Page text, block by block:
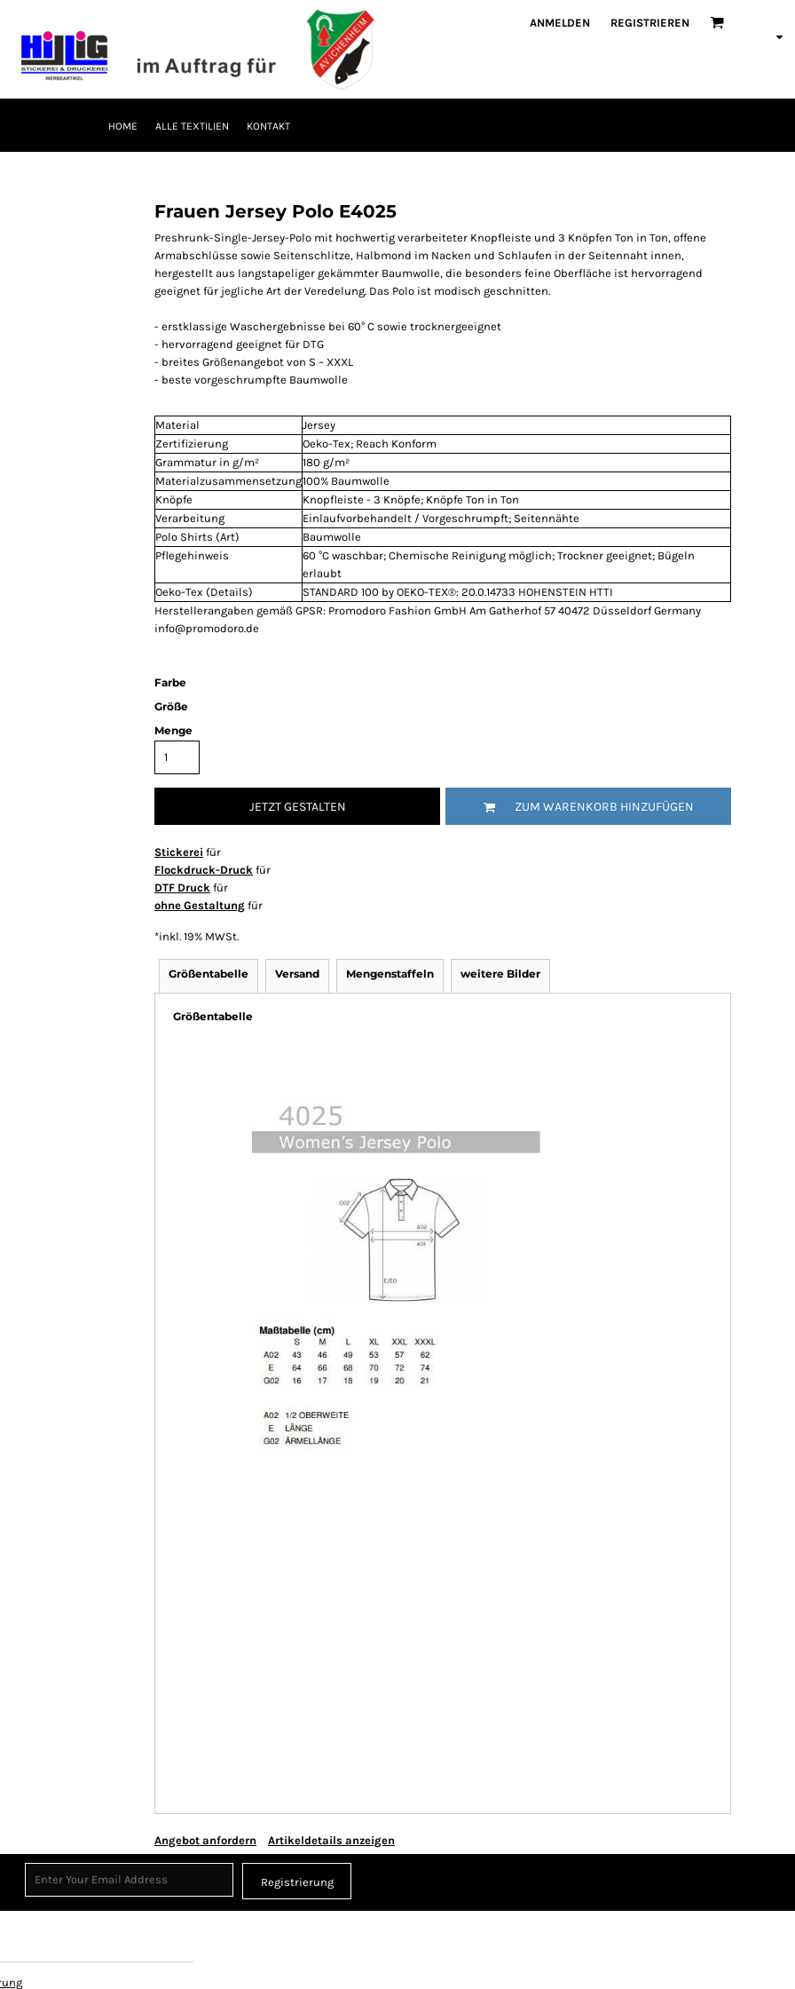
ANMELDEN REGISTRIEREN
HOME ALLE TEXTILIEN KONTAKT
Frauen Jersey Polo E4025
Preshrunk-Single-Jersey-Polo mit hochwertig verarbeiteter Knopfleiste und 3 Knöpfen Ton in Ton, offene
Armabschlüsse sowie Seitenschlitze, Halbmond im Nacken und Schlaufen in der Seitennaht innen,
hergestellt aus langstapeliger gekämmter Baumwolle, die besonders feine Oberfläche ist hervorragend
geeignet für jegliche Art der Veredelung. Das Polo ist modisch geschnitten.
- erstklassige Waschergebnisse bei 60° C sowie trocknergeeignet
- hervorragend geeignet für DTG
- breites Größenangebot von S – XXXL
- beste vorgeschrumpfte Baumwolle
Material
Jersey
Zertifizierung
Oeko-Tex; Reach Konform
Grammatur in g/m²
180 g/m²
Materialzusammensetzung100% Baumwolle
Knöpfe
Knopfleiste - 3 Knöpfe; Knöpfe Ton in Ton
Verarbeitung
Einlaufvorbehandelt / Vorgeschrumpft; Seitennähte
Polo Shirts (Art)
Baumwolle
Pflegehinweis
60 °C waschbar; Chemische Reinigung möglich; Trockner geeignet; Bügeln
erlaubt
Oeko-Tex (Details)
STANDARD 100 by OEKO-TEX®: 20.0.14733 HOHENSTEIN HTTI
Herstellerangaben gemäß GPSR: Promodoro Fashion GmbH Am Gatherhof 57 40472 Düsseldorf Germany
info@promodoro.de
Farbe
Größe
Menge
JETZT GESTALTEN ZUM WARENKORB HINZUFÜGEN
Stickerei für
Flockdruck-Druck für
DTF Druck für
ohne Gestaltung für
*inkl. 19% MWSt.
Größentabelle Versand Mengenstaffeln weitere Bilder
Größentabelle
Angebot anfordern Artikeldetails anzeigen
Registrierung